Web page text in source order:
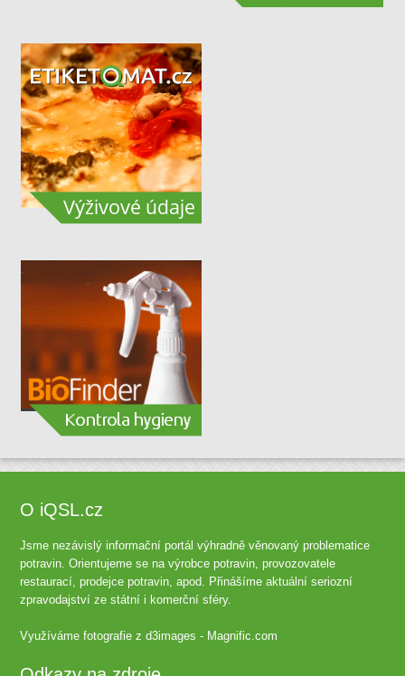
O iQSL.cz
Jsme nezávislý informační portál výhradně věnovaný problematice
potravin. Orientujeme se na výrobce potravin, provozovatele
restaurací, prodejce potravin, apod. Přinášíme aktuální seriozní
zpravodajství ze státní i komerční sféry.
Využíváme fotografie zd3images - Magnific.com